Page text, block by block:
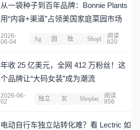
从一袋种子到百年品牌：Bonnie Plants
用“内容+渠道”占领美国家庭菜园市场
2026-
06-04
Ag
园
独
Shopl
阅读
820
年收 25 亿美元，全网 412 万粉丝！这
个品牌让“大码女装”成为潮流
2026-06-
02
独立
女
Shoplaz
阅读
856
电动自行车独立站转化难？看 Lectric 如